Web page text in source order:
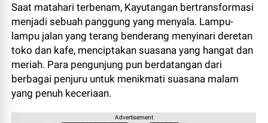
Saat matahari terbenam, Kayutangan bertransformasi
menjadi sebuah panggung yang menyala. Lampu-
lampu jalan yang terang benderang menyinari deretan
toko dan kafe, menciptakan suasana yang hangat dan
meriah. Para pengunjung pun berdatangan dari
berbagai penjuru untuk menikmati suasana malam
yang penuh keceriaan.
Advertisement